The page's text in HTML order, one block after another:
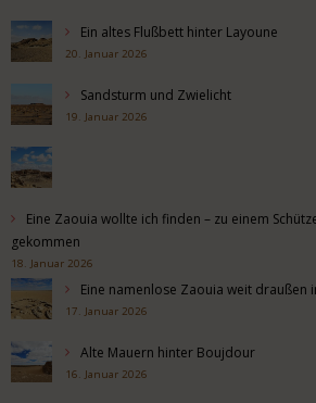
Ein altes Flußbett hinter Layoune
20. Januar 2026
Sandsturm und Zwielicht
19. Januar 2026
Eine Zaouia wollte ich finden – zu einem
gekommen
18. Januar 2026
Eine namenlose Zaouia weit draußen
17. Januar 2026
Alte Mauern hinter Boujdour
16. Januar 2026